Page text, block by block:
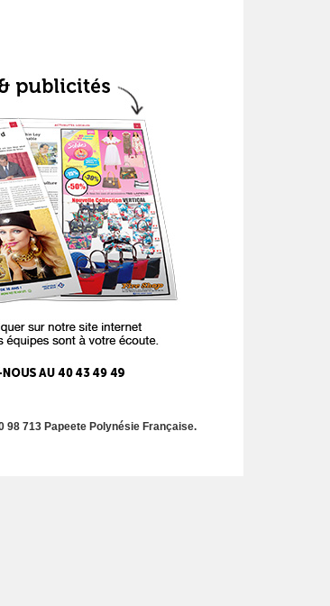
98 713 Papeete Polynésie Française.